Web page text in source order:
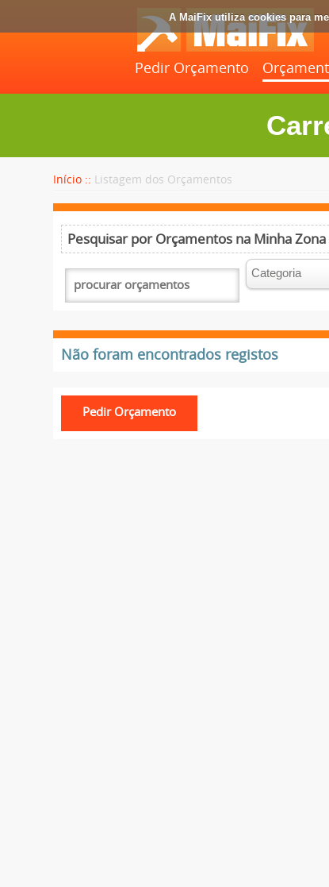
A MaiFix utiliza cookies para
Pedir Orçamento
Início :: Listagem dos Orçamentos
Pesquisar por Orçamentos na Minha Zona
Não foram encontrados registos